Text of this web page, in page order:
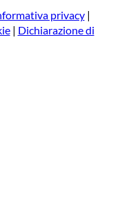
privacy|
| Dichiarazione di